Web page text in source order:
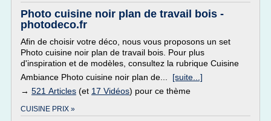
Photo cuisine noir plan de travail bois -
photodeco.fr
Afin de choisir votre déco, nous vous proposons un set
Photo cuisine noir plan de travail bois. Pour plus
d'inspiration et de modèles, consultez la rubrique Cuisine
Ambiance Photo cuisine noir plan de... [suite...]
→ 521 Articles (et 17 Vidéos) pour ce thème
CUISINE PRIX »